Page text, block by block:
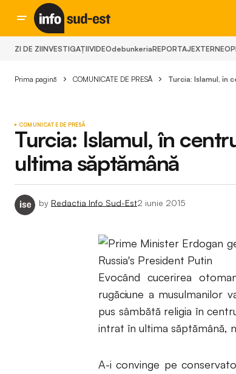
ZI DE ZIINVESTIGAȚIIVIDEOdebunkeriaREPORTAJEXTERNE
Prima pagină COMUNICATE DE PRESĂ Turcia: Islamul, în
COMUNICATE DE PRESĂ
Turcia: Islamul, în
ultima săptămână
by Redactia Info Sud-Est2 iunie 2015
Evocând cucerirea
rugăciune a musulmanilor
pus sâmbătă religia în
intrat în ultima săptămână,
A-i convinge pe